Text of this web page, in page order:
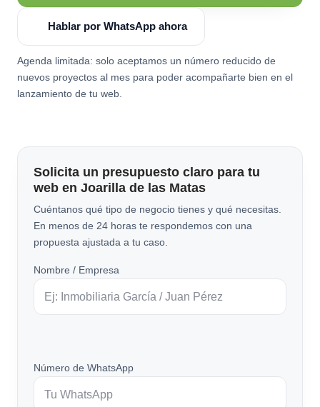
Hablar por WhatsApp ahora
Agenda limitada: solo aceptamos un número reducido de
nuevos proyectos al mes para poder acompañarte bien en el
lanzamiento de tu web.
Solicita un presupuesto claro para tu
web en Joarilla de las Matas
Cuéntanos qué tipo de negocio tienes y qué necesitas.
En menos de 24 horas te respondemos con una
propuesta ajustada a tu caso.
Nombre / Empresa
Número de WhatsApp